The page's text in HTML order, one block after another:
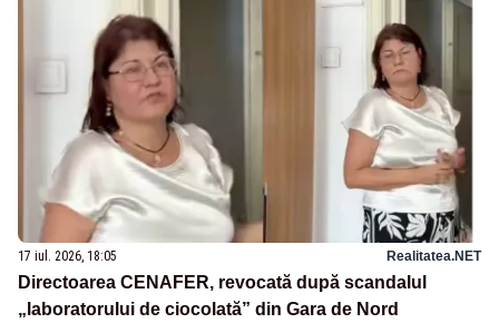
17 iul. 2026, 18:05 Realitatea.NET
Directoarea CENAFER, revocată după scandalul
„laboratorului de ciocolată” din Gara de Nord